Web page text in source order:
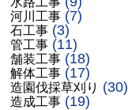
河川工事 (7)
石工事 (3)
管工事 (11)
舗装工事 (18)
解体工事 (17)
造園伐採草刈り (30)
造成工事 (19)